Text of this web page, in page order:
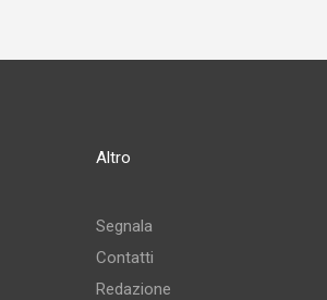
Altro
Segnala
Contatti
Redazione